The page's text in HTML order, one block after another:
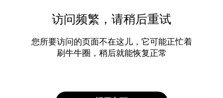
访问频繁，请稍后重试
您所要访问的页面不在这儿，它可能正忙着
刷牛牛圈，稍后就能恢复正常